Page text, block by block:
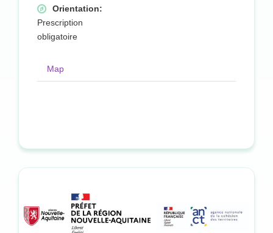
Orientation:
Prescription
obligatoire
Map